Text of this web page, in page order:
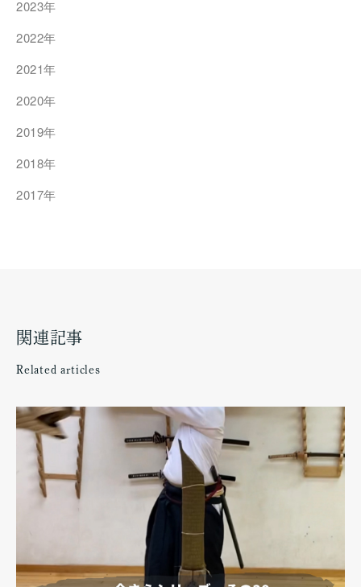
2023年
2022年
2021年
2020年
2019年
2018年
2017年
関連記事
Related articles